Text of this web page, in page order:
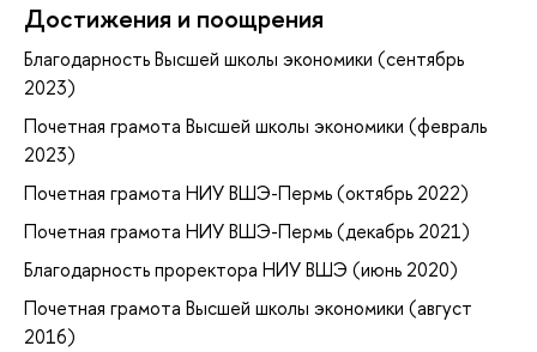
Достижения и поощрения
Благодарность Высшей школы экономики (сентябрь
2023)
Почетная грамота Высшей школы экономики (февраль
2023)
Почетная грамота НИУ ВШЭ-Пермь (октябрь 2022)
Почетная грамота НИУ ВШЭ-Пермь (декабрь 2021)
Благодарность проректора НИУ ВШЭ (июнь 2020)
Почетная грамота Высшей школы экономики (август
2016)